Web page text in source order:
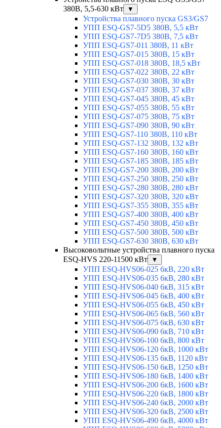
380В, 5,5-630 кВт
▼
Устройства плавного пуска GS3/GS7
УПП ESQ-GS7-5D5 380В, 5,5 кВт
УПП ESQ-GS7-7D5 380В, 7,5 кВт
УПП ESQ-GS7-011 380В, 11 кВт
УПП ESQ-GS7-015 380В, 15 кВт
УПП ESQ-GS7-018 380В, 18,5 кВт
УПП ESQ-GS7-022 380В, 22 кВт
УПП ESQ-GS7-030 380В, 30 кВт
УПП ESQ-GS7-037 380В, 37 кВт
УПП ESQ-GS7-045 380В, 45 кВт
УПП ESQ-GS7-055 380В, 55 кВт
УПП ESQ-GS7-075 380В, 75 кВт
УПП ESQ-GS7-090 380В, 90 кВт
УПП ESQ-GS7-110 380В, 110 кВт
УПП ESQ-GS7-132 380В, 132 кВт
УПП ESQ-GS7-160 380В, 160 кВт
УПП ESQ-GS7-185 380В, 185 кВт
УПП ESQ-GS7-200 380В, 200 кВт
УПП ESQ-GS7-250 380В, 250 кВт
УПП ESQ-GS7-280 380В, 280 кВт
УПП ESQ-GS7-320 380В, 320 кВт
УПП ESQ-GS7-355 380В, 355 кВт
УПП ESQ-GS7-400 380В, 400 кВт
УПП ESQ-GS7-450 380В, 450 кВт
УПП ESQ-GS7-500 380В, 500 кВт
УПП ESQ-GS7-630 380В, 630 кВт
Высоковольтные устройства плавного пуска
ESQ-HVS 220-11500 кВт
▼
УПП ESQ-HVS06-025 6кВ, 220 кВт
УПП ESQ-HVS06-035 6кВ, 280 кВт
УПП ESQ-HVS06-040 6кВ, 315 кВт
УПП ESQ-HVS06-045 6кВ, 400 кВт
УПП ESQ-HVS06-055 6кВ, 450 кВт
УПП ESQ-HVS06-065 6кВ, 560 кВт
УПП ESQ-HVS06-075 6кВ, 630 кВт
УПП ESQ-HVS06-090 6кВ, 710 кВт
УПП ESQ-HVS06-100 6кВ, 800 кВт
УПП ESQ-HVS06-120 6кВ, 1000 кВт
УПП ESQ-HVS06-135 6кВ, 1120 кВт
УПП ESQ-HVS06-150 6кВ, 1250 кВт
УПП ESQ-HVS06-180 6кВ, 1400 кВт
УПП ESQ-HVS06-200 6кВ, 1600 кВт
УПП ESQ-HVS06-220 6кВ, 1800 кВт
УПП ESQ-HVS06-240 6кВ, 2000 кВт
УПП ESQ-HVS06-320 6кВ, 2500 кВт
УПП ESQ-HVS06-490 6кВ, 4000 кВт